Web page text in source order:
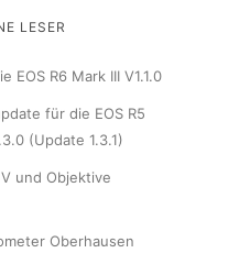
LESER
EOS R6 Mark III V1.1.0
für die EOS R5
(Update 1.3.1)
V und Objektive
Oberhausen